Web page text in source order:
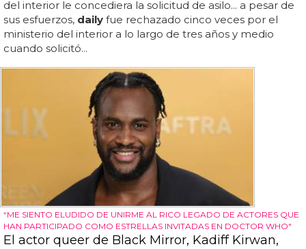
del interior le concediera la solicitud de asilo... a pesar de
sus esfuerzos, daily fue rechazado cinco veces por el
ministerio del interior a lo largo de tres años y medio
cuando solicitó...
“ME SIENTO ELUDIDO DE UNIRME AL RICO LEGADO DE ACTORES QUE
HAN PARTICIPADO COMO ESTRELLAS INVITADAS EN DOCTOR WHO"
El actor queer de Black Mirror, Kadiff Kirwan,